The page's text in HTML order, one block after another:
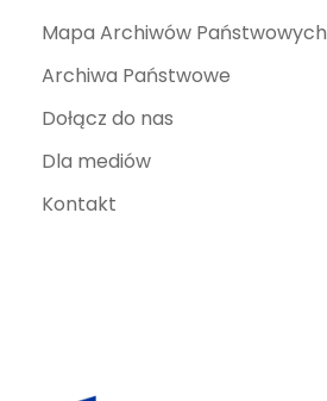
Mapa Archiwów Państwowych
Archiwa Państwowe
Dołącz do nas
Dla mediów
Kontakt